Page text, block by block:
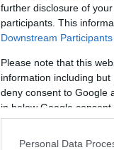
further disclosure of
participants. This
Downstream Participants
Please note that this
information including
deny consent to Google
in below Google consent
Personal Data